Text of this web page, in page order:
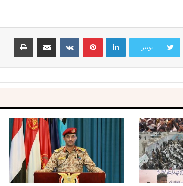
تويتر
لينكدإنبينتيريست مشاركة عبر البريد طباعة